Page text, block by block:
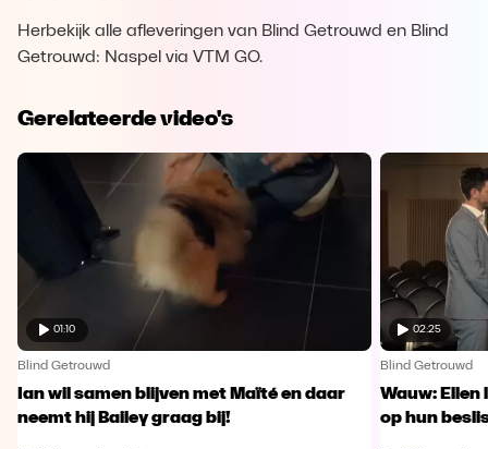
Herbekijk alle afleveringen van Blind Getrouwd en Blind
Getrouwd: Naspel via VTM GO.
Gerelateerde video's
01:10
Blind Getrouwd
Ian wil samen blijven met Maïté en daar
neemt hij Bailey graag bij!
02:25
Blind Getrouwd
Wauw:
op hun